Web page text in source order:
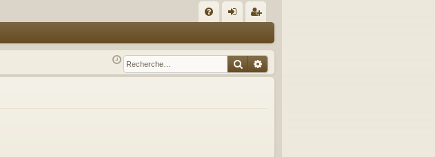
Q ne
xi
nr
eg
Rechercher
Recherche avancée